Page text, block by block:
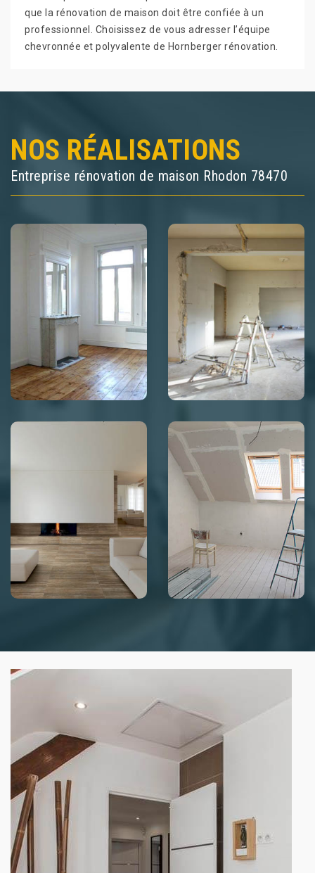
que la rénovation de maison doit être confiée à un
professionnel. Choisissez de vous adresser l’équipe
chevronnée et polyvalente de Hornberger rénovation.
NOS RÉALISATIONS
Entreprise rénovation de maison Rhodon 78470